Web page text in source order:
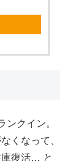
クイン。
くなって、
庫復活… と